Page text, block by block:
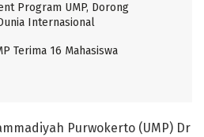
Program UMP, Dorong
Internasional
Terima 16 Mahasiswa
Purwokerto (UMP) Dr